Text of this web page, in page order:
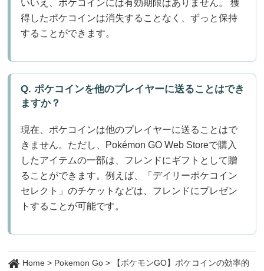
得したポケコインは消失することなく、ずっと保持
することができます。
Q. ポケコインを他のプレイヤーに送ることはでき
ますか？
きません。ただし、Pokémon GO Web Storeで購入
したアイテムの一部は、フレンドにギフトとして贈
ることができます。例えば、「デイリーポケコイン
セレクト」のチケットなどは、フレンドにプレゼン
トすることが可能です。
Home>Pokemon Go>【ポケモンGO】ポケコインの効率的
な集め方を解説！無料で効率よく貯める方法とは？